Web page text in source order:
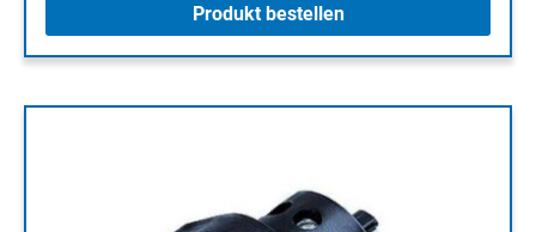
Produkt bestellen